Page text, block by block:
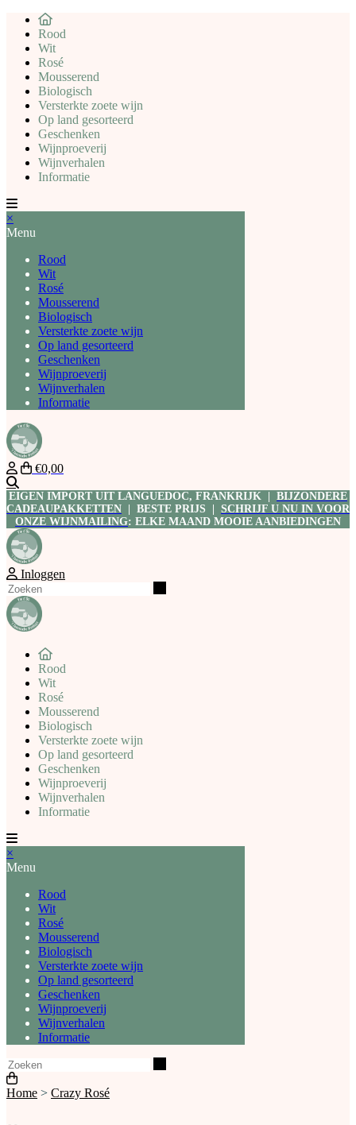
Rood
Wit
Rosé
Mousserend
Biologisch
Versterkte zoete wijn
Op land gesorteerd
Geschenken
Wijnproeverij
Wijnverhalen
Informatie
×
Menu
Rood
Wit
Rosé
Mousserend
Biologisch
Versterkte zoete wijn
Op land gesorteerd
Geschenken
Wijnproeverij
Wijnverhalen
Informatie
€0,00
EIGEN IMPORT UIT LANGUEDOC, FRANKRIJK | BIJZONDERE
CADEAUPAKKETTEN | BESTE PRIJS | SCHRIJF U NU IN VOOR
ONZE WIJNMAILING: ELKE MAAND MOOIE AANBIEDINGEN
Inloggen
Rood
Wit
Rosé
Mousserend
Biologisch
Versterkte zoete wijn
Op land gesorteerd
Geschenken
Wijnproeverij
Wijnverhalen
Informatie
×
Menu
Rood
Wit
Rosé
Mousserend
Biologisch
Versterkte zoete wijn
Op land gesorteerd
Geschenken
Wijnproeverij
Wijnverhalen
Informatie
Home > Crazy Rosé